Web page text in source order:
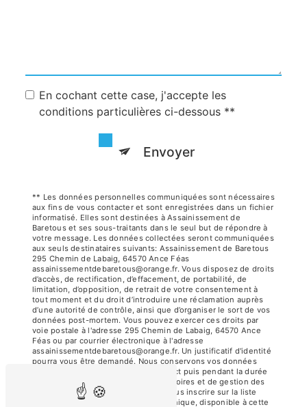
En cochant cette case, j'accepte les
conditions particulières ci-dessous **
Envoyer
** Les données personnelles communiquées sont nécessaires
aux fins de vous contacter et sont enregistrées dans un fichier
informatisé. Elles sont destinées à Assainissement de
Baretous et ses sous-traitants dans le seul but de répondre à
votre message. Les données collectées seront communiquées
aux seuls destinataires suivants: Assainissement de Baretous
295 Chemin de Labaig, 64570 Ance Féas
assainissementdebaretous@orange.fr. Vous disposez de droits
d’accès, de rectification, d’effacement, de portabilité, de
limitation, d’opposition, de retrait de votre consentement à
tout moment et du droit d’introduire une réclamation auprès
d’une autorité de contrôle, ainsi que d’organiser le sort de vos
données post-mortem. Vous pouvez exercer ces droits par
voie postale à l'adresse 295 Chemin de Labaig, 64570 Ance
Féas ou par courrier électronique à l'adresse
assainissementdebaretous@orange.fr. Un justificatif d'identité
pourra vous être demandé. Nous conservons vos données
pendant la période de prise de contact puis pendant la durée
de prescription légale aux fins probatoires et de gestion des
contentieux. Vous avez le droit de vous inscrire sur la liste
d'opposition au démarchage téléphonique, disponible à cette